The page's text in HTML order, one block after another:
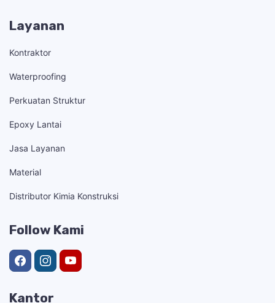
Layanan
Kontraktor
Waterproofing
Perkuatan Struktur
Epoxy Lantai
Jasa Layanan
Material
Distributor Kimia Konstruksi
Follow Kami
Kantor